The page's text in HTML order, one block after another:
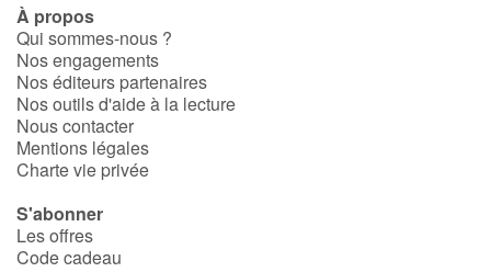
À propos
Qui sommes-nous ?
Nos engagements
Nos éditeurs partenaires
Nos outils d'aide à la lecture
Nous contacter
Mentions légales
Charte vie privée
S'abonner
Les offres
Code cadeau